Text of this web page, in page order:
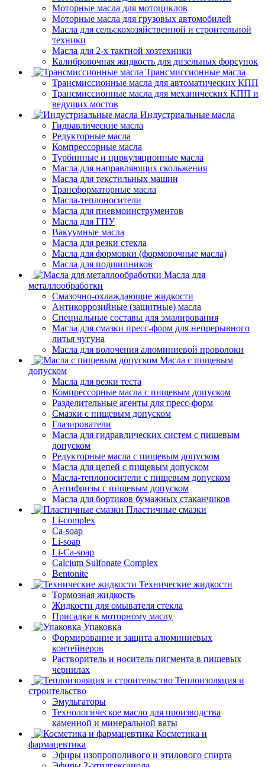
Моторные масла для мотоциклов
Моторные масла для грузовых автомобилей
Масла для сельскохозяйственной и строительной
техники
Масла для 2-х тактной хозтехники
Калибровочная жидкость для дизельных форсунок
Трансмиссионные масла
Трансмиссионные масла для автоматических КПП
Трансмиссионные масла для механических КПП и
ведущих мостов
Индустриальные масла
Гидравлические масла
Редукторные масла
Компрессорные масла
Турбинные и циркуляционные масла
Масла для направляющих скольжения
Масла для текстильных машин
Трансформаторные масла
Масла-теплоносители
Масла для пневмоинструментов
Масла для ГПУ
Вакуумные масла
Масла для резки стекла
Масла для формовки (формовочные масла)
Масла для подшипников
Масла для
металлообработки
Смазочно-охлаждающие жидкости
Антикоррозийные (защитные) масла
Специальные составы для эмалирования
Масла для смазки пресс-форм для непрерывного
литья чугуна
Масла для волочения алюминиевой проволоки
Масла с пищевым
допуском
Масла для резки теста
Компрессорные масла с пищевым допуском
Разделительные агенты для пресс-форм
Смазки с пищевым допуском
Глазирователи
Масла для гидравлических систем с пищевым
допуском
Редукторные масла с пищевым допуском
Масла для цепей с пищевым допуском
Масла-теплоносители с пищевым допуском
Антифризы с пищевым допуском
Масла для бортиков бумажных стаканчиков
Пластичные смазки
Li-complex
Ca-soap
Li-soap
Li-Ca-soap
Calcium Sulfonate Complex
Bentonite
Технические жидкости
Тормозная жидкость
Жидкости для омывателя стекла
Присадки к моторному маслу
Упаковка
Формирование и защита алюминиевых
контейнеров
Растворитель и носитель пигмента в пищевых
чернилах
Теплоизоляция и
строительство
Эмульгаторы
Технологическое масло для производства
каменной и минеральной ваты
Косметика и
фармацевтика
Эфиры изопрополивого и этилового спирта